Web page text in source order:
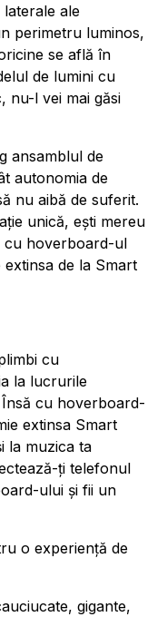
ale
perimetru luminos,
se află în
de lumini cu
nu-l vei mai găsi
ansamblul de
autonomia de
nu aibă de suferit.
unică, ești mereu
cu hoverboard-ul
de la Smart
cu
la lucrurile
cu hoverboard-
extinsa Smart
la muzica ta
ți telefonul
ului și fii un
o experiență de
gigante,